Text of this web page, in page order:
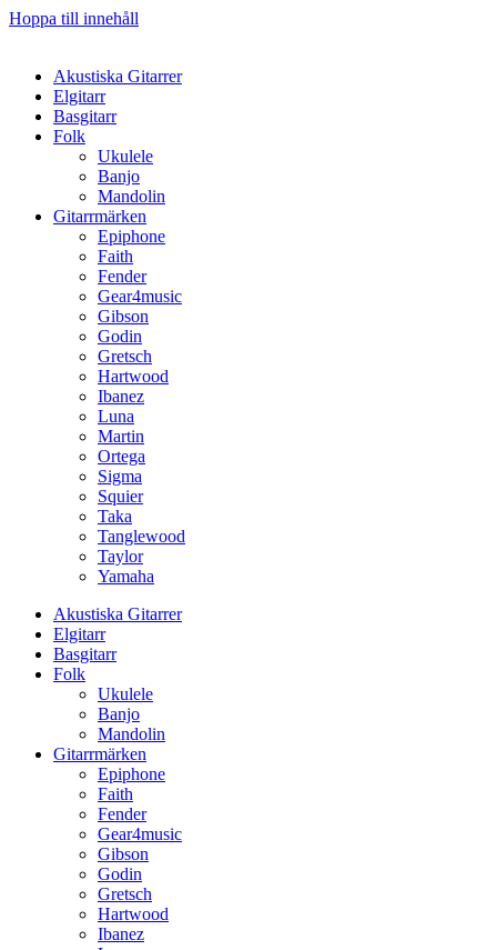
Hoppa till innehåll
Akustiska Gitarrer
Elgitarr
Basgitarr
Folk
Ukulele
Banjo
Mandolin
Gitarrmärken
Epiphone
Faith
Fender
Gear4music
Gibson
Godin
Gretsch
Hartwood
Ibanez
Luna
Martin
Ortega
Sigma
Squier
Taka
Tanglewood
Taylor
Yamaha
Akustiska Gitarrer
Elgitarr
Basgitarr
Folk
Ukulele
Banjo
Mandolin
Gitarrmärken
Epiphone
Faith
Fender
Gear4music
Gibson
Godin
Gretsch
Hartwood
Ibanez